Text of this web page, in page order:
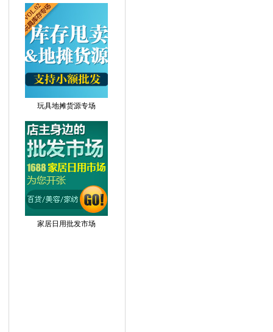
玩具地摊货源专场
家居日用批发市场